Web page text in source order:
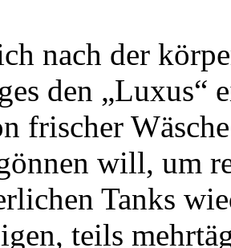
nach der
den „Luxus“
frischer
will, um
Tanks
teils